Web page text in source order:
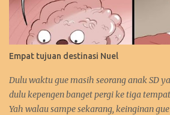
Empat tujuan destinasi Nuel
Dulu waktu gue masih seorang anak SD
dulu kepengen banget pergi ke tiga
Yah walau sampe sekarang, keinginan